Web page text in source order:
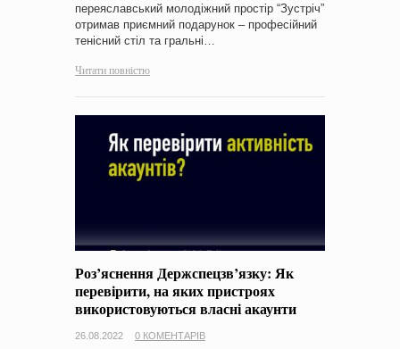
переяславський молодіжний простір “Зустріч”
отримав приємний подарунок – професійний
тенісний стіл та гральні…
Читати повністю
Роз’яснення Держспецзв’язку: Як
перевірити, на яких пристроях
використовуються власні акаунти
26.08.2022 0 КОМЕНТАРІВ